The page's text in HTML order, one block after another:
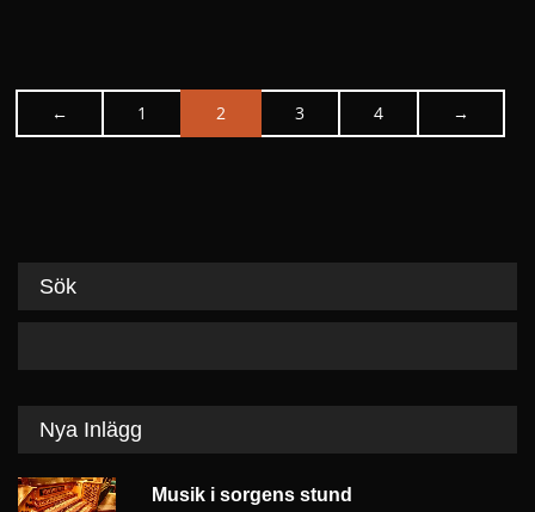
← 1 2 3 4 →
Sök
Nya Inlägg
Musik i sorgens stund